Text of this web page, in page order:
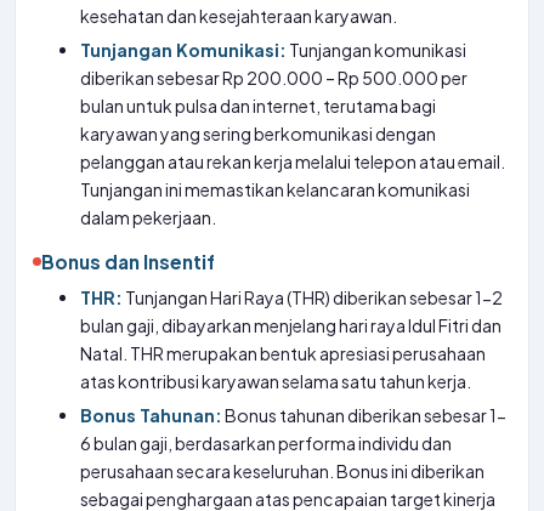
kesehatan dan kesejahteraan karyawan.
Tunjangan Komunikasi: Tunjangan komunikasi
diberikan sebesar Rp 200.000 – Rp 500.000 per
bulan untuk pulsa dan internet, terutama bagi
karyawan yang sering berkomunikasi dengan
pelanggan atau rekan kerja melalui telepon atau email.
Tunjangan ini memastikan kelancaran komunikasi
dalam pekerjaan.
Bonus dan Insentif
THR: Tunjangan Hari Raya (THR) diberikan sebesar 1-2
bulan gaji, dibayarkan menjelang hari raya Idul Fitri dan
Natal. THR merupakan bentuk apresiasi perusahaan
atas kontribusi karyawan selama satu tahun kerja.
Bonus Tahunan: Bonus tahunan diberikan sebesar 1-
6 bulan gaji, berdasarkan performa individu dan
perusahaan secara keseluruhan. Bonus ini diberikan
sebagai penghargaan atas pencapaian target kinerja